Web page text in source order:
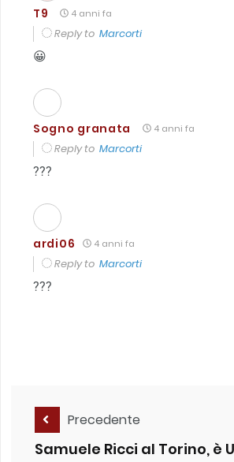
T9 4 anni fa
Reply to Marcorti
😀
Sogno granata 4 anni fa
Reply to Marcorti
???
ardi06 4 anni fa
Reply to Marcorti
???
Precedente
Samuele Ricci al Torino, è